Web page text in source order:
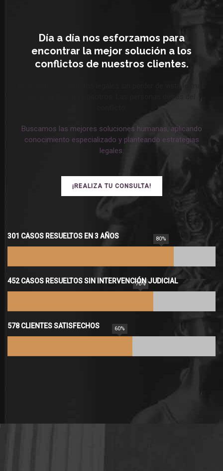
Día a día nos esforzamos para
encontrar la mejor solución a los
conflictos de nuestros clientes.
Buscamos las mejores soluciones humanas, aplicando
conocimiento especializado y planteando estrategias
legales.
¡REALIZA TU CONSULTA!
301 CASOS RESUELTOS EN 3 AÑOS 80%
452 CASOS RESUELTOS SIN INTERVENCIÓN JUDICIAL
70%
578 CLIENTES SATISFECHOS 60%